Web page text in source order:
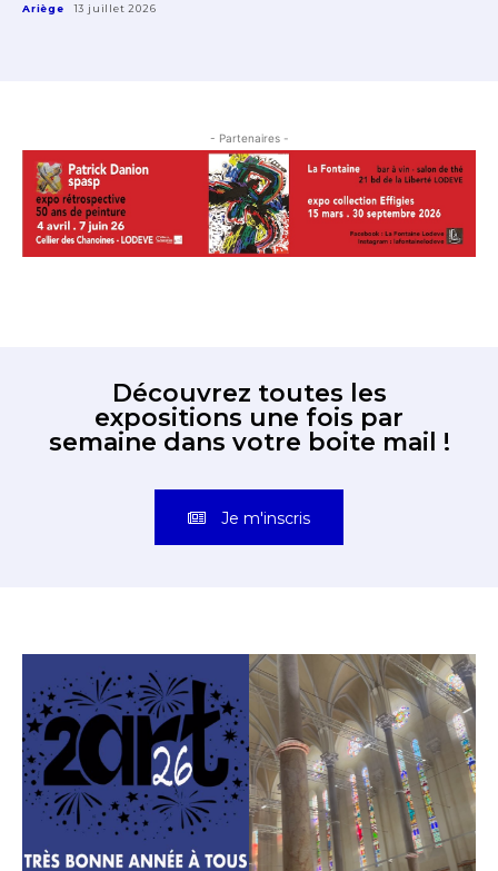
Ariège 13 juillet 2026
- Partenaires -
Découvrez toutes les
expositions une fois par
semaine dans votre boite mail !
Je m'inscris